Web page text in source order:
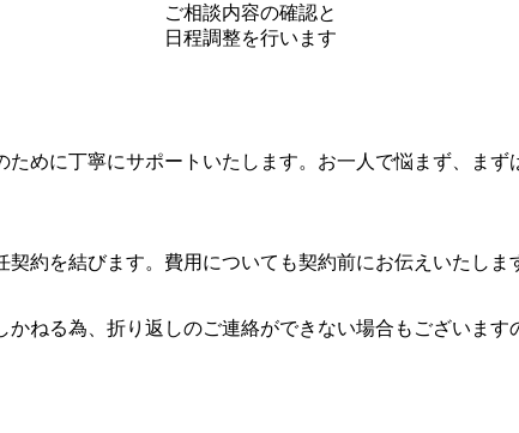
ご相談内容の確認と
日程調整を行います
めに丁寧にサポートいたします。お一人で悩まず、まず
約を結びます。費用についても契約前にお伝えいたしま
ねる為、折り返しのご連絡ができない場合もございます